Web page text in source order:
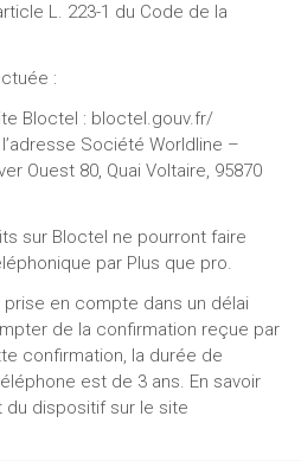
L. 223-1 du Code de la
:
Bloctel : bloctel.gouv.fr/
Société Worldline –
Ouest 80, Quai Voltaire, 95870
sur Bloctel ne pourront faire
par Plus que pro.
prise en compte dans un délai
de la confirmation reçue par
confirmation, la durée de
est de 3 ans. En savoir
dispositif sur le site